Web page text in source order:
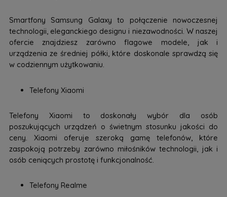
Smartfony Samsung Galaxy to połączenie nowoczesnej
technologii, eleganckiego designu i niezawodności. W naszej
ofercie znajdziesz zarówno flagowe modele, jak i
urządzenia ze średniej półki, które doskonale sprawdzą się
w codziennym użytkowaniu.
Telefony Xiaomi
Telefony Xiaomi to doskonały wybór dla osób
poszukujących urządzeń o świetnym stosunku jakości do
ceny. Xiaomi oferuje szeroką gamę telefonów, które
zaspokoją potrzeby zarówno miłośników technologii, jak i
osób ceniących prostotę i funkcjonalność.
Telefony Realme